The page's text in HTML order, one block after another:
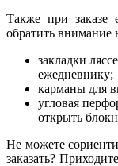
Также при заказе
обратить внимание
закладки
ежедневнику;
карманы для
угловая
открыть
Не можете
заказать?